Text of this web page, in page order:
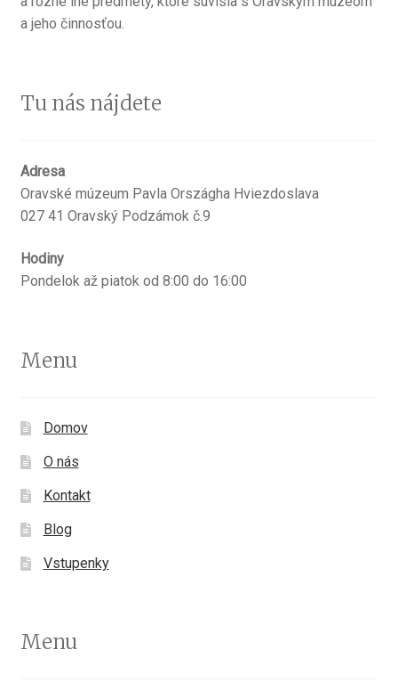
a jeho činnosťou.
Tu nás nájdete
Adresa
Oravské múzeum Pavla Országha Hviezdoslava
027 41 Oravský Podzámok č.9
Hodiny
Pondelok až piatok od 8:00 do 16:00
Menu
Domov
O nás
Kontakt
Blog
Vstupenky
Menu